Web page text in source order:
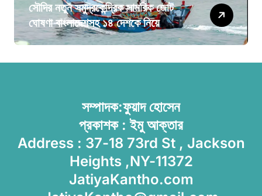
সৌদির নতুন সমুদ্রকেন্দ্রিক সামরিক জোট
ঘোষণা বাংলাদেশসহ ১৪ দেশকে নিয়ে
সম্পাদক:ফুয়াদ হোসেন
প্রকাশক : ইমু আক্তার
Address : 37-18 73rd St , Jackson
Heights ,NY-11372
JatiyaKantho.com